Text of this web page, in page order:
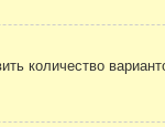
количество